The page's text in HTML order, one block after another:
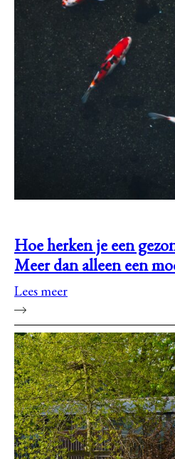
Hoe herken je een
Meer dan alleen een
Lees meer